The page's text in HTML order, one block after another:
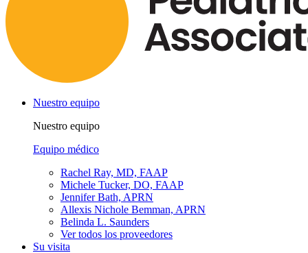
Nuestro equipo
Nuestro equipo
Equipo médico
Rachel Ray, MD, FAAP
Michele Tucker, DO, FAAP
Jennifer Bath, APRN
Allexis Nichole Bemman, APRN
Belinda L. Saunders
Ver todos los proveedores
Su visita